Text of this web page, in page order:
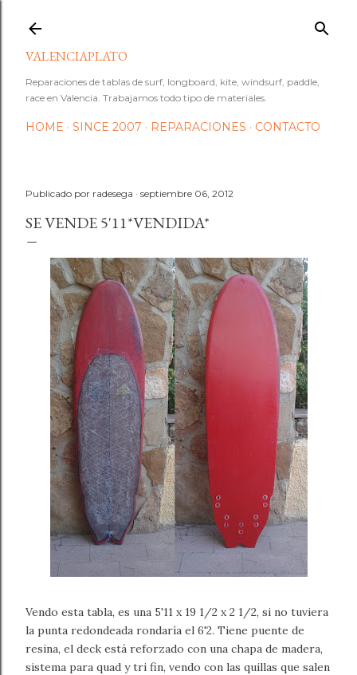
VALENCIAPLATO
Reparaciones de tablas de surf, longboard, kite, windsurf, paddle,
race en Valencia. Trabajamos todo tipo de materiales.
HOME SINCE 2007 REPARACIONES CONTACTO
Publicado por radesega septiembre 06, 2012
SE VENDE 5'11*VENDIDA*
Vendo esta tabla, es una 5'11 x 19 1/2 x 2 1/2, si no tuviera
la punta redondeada rondaría el 6'2. Tiene puente de
resina, el deck está reforzado con una chapa de madera,
sistema para quad y tri fin, vendo con las quillas que salen